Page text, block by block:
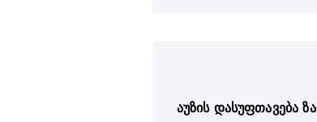
აუზის დასუფთავება